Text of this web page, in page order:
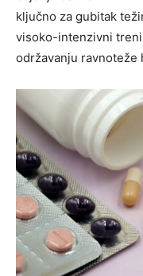
ključno za gubitak
visoko-intenzivni
održavanju ravnoteže